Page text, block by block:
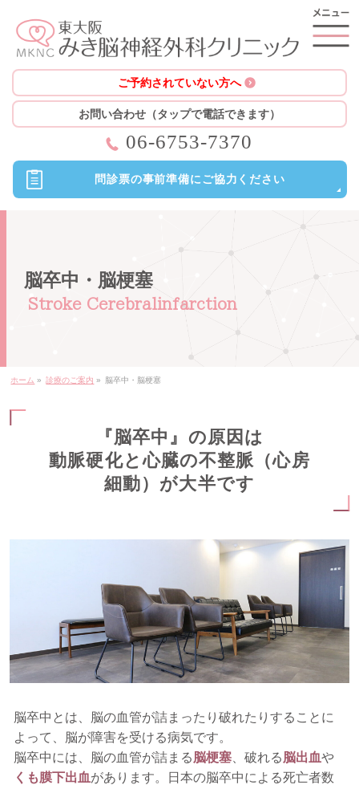
ご予約されていない方へ
お問い合わせ（タップで電話できます）
06-6753-7370
問診票の事前準備にご協力ください
脳卒中・脳梗塞
ホーム » 診療のご案内 » 脳卒中・脳梗塞
『脳卒中』の原因は
動脈硬化と心臓の不整脈（心房
細動）が大半です
脳卒中とは、脳の血管が詰まったり破れたりすることに
よって、脳が障害を受ける病気です。
脳卒中には、脳の血管が詰まる脳梗塞 、破れる脳出血や
くも膜下出血があります。日本の脳卒中による死亡者数